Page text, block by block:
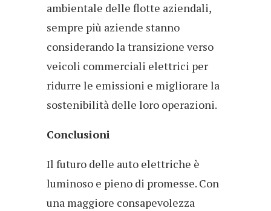
ambientale delle flotte aziendali,
sempre più aziende stanno
considerando la transizione verso
veicoli commerciali elettrici per
ridurre le emissioni e migliorare la
sostenibilità delle loro operazioni.
Conclusioni
Il futuro delle auto elettriche è
luminoso e pieno di promesse. Con
una maggiore consapevolezza